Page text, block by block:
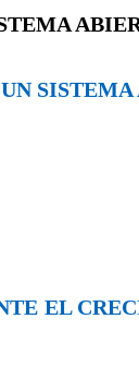
SISTEMA
EL